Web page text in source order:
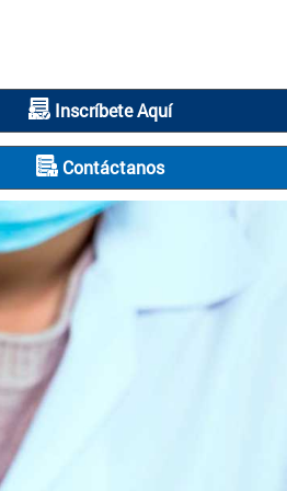
Inscríbete Aquí
Contáctanos